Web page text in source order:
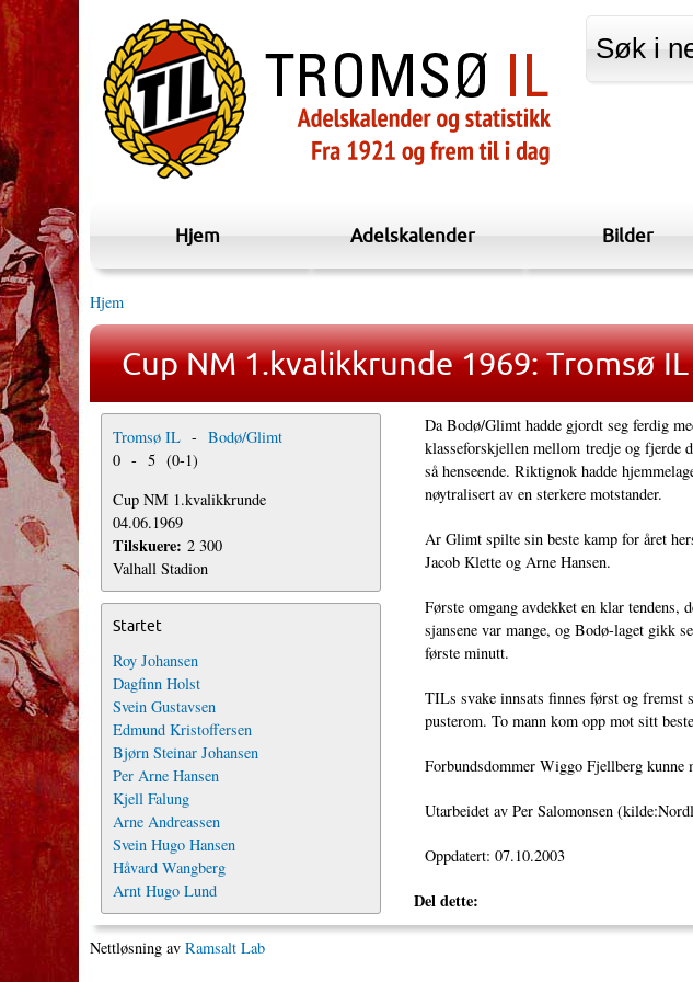
Hjem Adelskalender Bilder
Hjem
Cup NM 1.kvalikkrunde 1969: Tromsø
Tromsø IL - Bodø/Glimt
0 - 5 (0-1)
Cup NM 1.kvalikkrunde
04.06.1969
Tilskuere: 2 300
Valhall Stadion
Startet
Roy Johansen
Dagfinn Holst
Svein Gustavsen
Edmund Kristoffersen
Bjørn Steinar Johansen
Per Arne Hansen
Kjell Falung
Arne Andreassen
Svein Hugo Hansen
Håvard Wangberg
Arnt Hugo Lund
Da Bodø/Glimt hadde gjordt seg ferdig
klasseforskjellen mellom tredje og fjerde
så henseende. Riktignok hadde
nøytralisert av en sterkere motstander.
Ar Glimt spilte sin beste kamp for året
Jacob Klette og Arne Hansen.
Første omgang avdekket en klar
sjansene var mange, og Bodø-laget gikk
første minutt.
TILs svake innsats finnes først og
pusterom. To mann kom opp mot sitt
Forbundsdommer Wiggo Fjellberg kunne
Utarbeidet av Per Salomonsen
Oppdatert: 07.10.2003
Del dette:
Nettløsning av Ramsalt Lab